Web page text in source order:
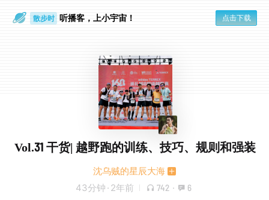
散步时 听播客，上小宇宙！ 点击下载
Vol.31 干货| 越野跑的训练、技巧、规则和强装
沈乌贼的星辰大海
43分钟 · 2年前 742 · 6